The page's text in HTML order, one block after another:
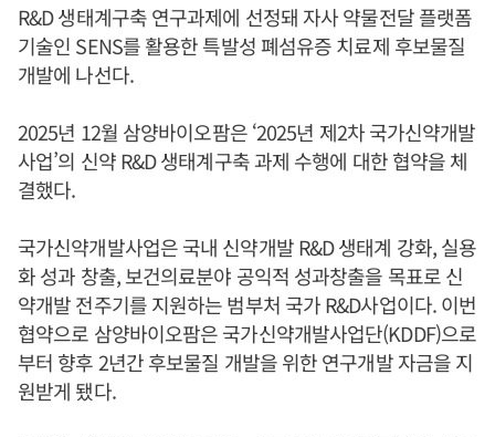
R&D 생태계구축 연구과제에 선정돼 자사 약물전달 플랫폼
기술인 SENS를 활용한 특발성 폐섬유증 치료제 후보물질
개발에 나선다.
2025년 12월 삼양바이오팜은 ‘2025년 제2차 국가신약개발
사업’의 신약 R&D 생태계구축 과제 수행에 대한 협약을 체
결했다.
국가신약개발사업은 국내 신약개발 R&D 생태계 강화, 실용
화 성과 창출, 보건의료분야 공익적 성과창출을 목표로 신
약개발 전주기를 지원하는 범부처 국가 R&D사업이다. 이번
협약으로 삼양바이오팜은 국가신약개발사업단(KDDF)으로
부터 향후 2년간 후보물질 개발을 위한 연구개발 자금을 지
원받게 됐다.